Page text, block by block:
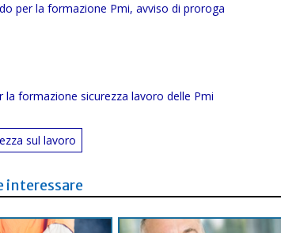
per la formazione Pmi, avviso di proroga
la formazione sicurezza lavoro delle Pmi
sul lavoro
interessare